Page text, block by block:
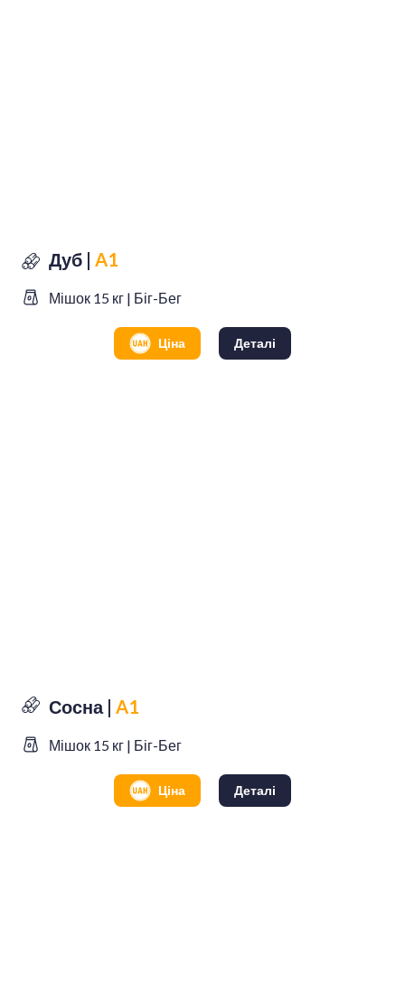
Дуб | A1
Мішок 15 кг | Біг-Бег
Ціна Деталі
Сосна | A1
Мішок 15 кг | Біг-Бег
Ціна Деталі